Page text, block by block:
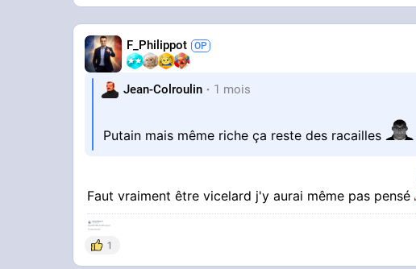
F_Philippot
Jean-Colroulin 1 mois
Putain mais même riche ça reste des racailles
Faut vraiment être vicelard j'y aurai même pas pensé
1